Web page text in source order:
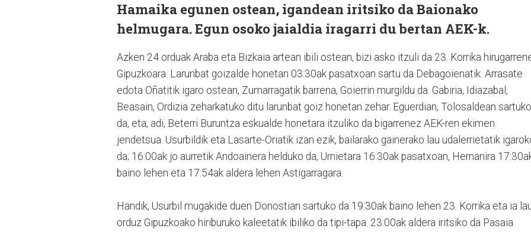
Hamaika egunen ostean, igandean iritsiko da Baionako
helmugara. Egun osoko jaialdia iragarri du bertan AEK-k.
Azken 24 orduak Araba eta Bizkaia artean ibili ostean, bizi asko itzuli da 23. Korrika
Gipuzkoara. Larunbat goizalde honetan 03:30ak pasatxoan sartu da Debagoienatik. Arrasate
edota Oñatitik igaro ostean, Zumarragatik barrena, Goierrin murgildu da. Gabiria, Idiazabal,
Beasain, Ordizia zeharkatuko ditu larunbat goiz honetan zehar. Eguerdian, Tolosaldean sartuko
da, eta, adi, Beterri Buruntza eskualde honetara itzuliko da bigarrenez AEK-ren ekimen
jendetsua. Usurbildik eta Lasarte-Oriatik izan ezik, bailarako gainerako lau udalerrietatik
da; 16:00ak jo aurretik Andoainera helduko da, Urnietara 16:30ak pasatxoan, Hernanira
baino lehen eta 17:54ak aldera lehen Astigarragara.
Handik, Usurbil mugakide duen Donostian sartuko da 19:30ak baino lehen 23. Korrika eta ia
orduz Gipuzkoako hiriburuko kaleetatik ibiliko da tipi-tapa. 23:00ak aldera iritsiko da Pasaia